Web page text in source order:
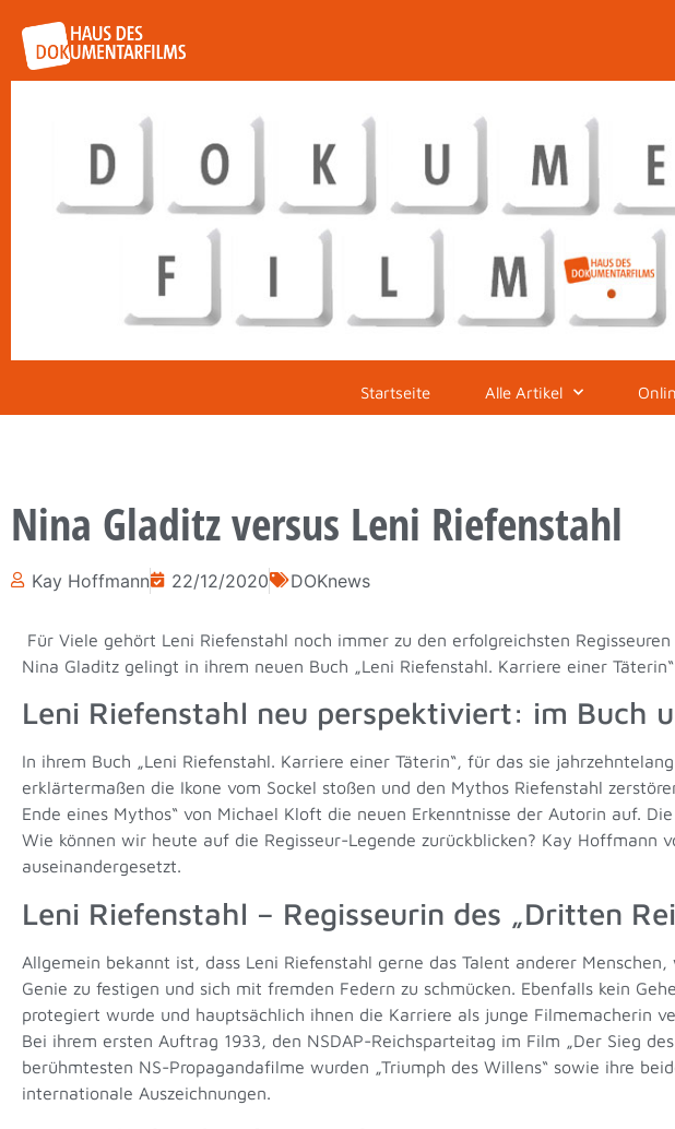
Startseite Alle Artikel
Nina Gladitz versus Leni Riefenstahl
Kay Hoffmann 22/12/2020 DOKnews
Für Viele gehört Leni Riefenstahl noch immer zu den erfolgreichsten
Nina Gladitz gelingt in ihrem neuen Buch „Leni Riefenstahl. Karriere einer
Leni Riefenstahl neu perspektiviert: im Buch
In ihrem Buch „Leni Riefenstahl. Karriere einer Täterin“, für das sie
erklärtermaßen die Ikone vom Sockel stoßen und den Mythos Riefenstahl
Ende eines Mythos“ von Michael Kloft die neuen Erkenntnisse der Autorin auf.
Wie können wir heute auf die Regisseur-Legende zurückblicken? Kay Hoffmann
auseinandergesetzt.
Leni Riefenstahl – Regisseurin des „Dritten
Allgemein bekannt ist, dass Leni Riefenstahl gerne das Talent anderer
Genie zu festigen und sich mit fremden Federn zu schmücken. Ebenfalls kein
protegiert wurde und hauptsächlich ihnen die Karriere als junge Filmemacherin
Bei ihrem ersten Auftrag 1933, den NSDAP-Reichsparteitag im Film „Der Sieg
berühmtesten NS-Propagandafilme wurden „Triumph des Willens“ sowie ihre
internationale Auszeichnungen.